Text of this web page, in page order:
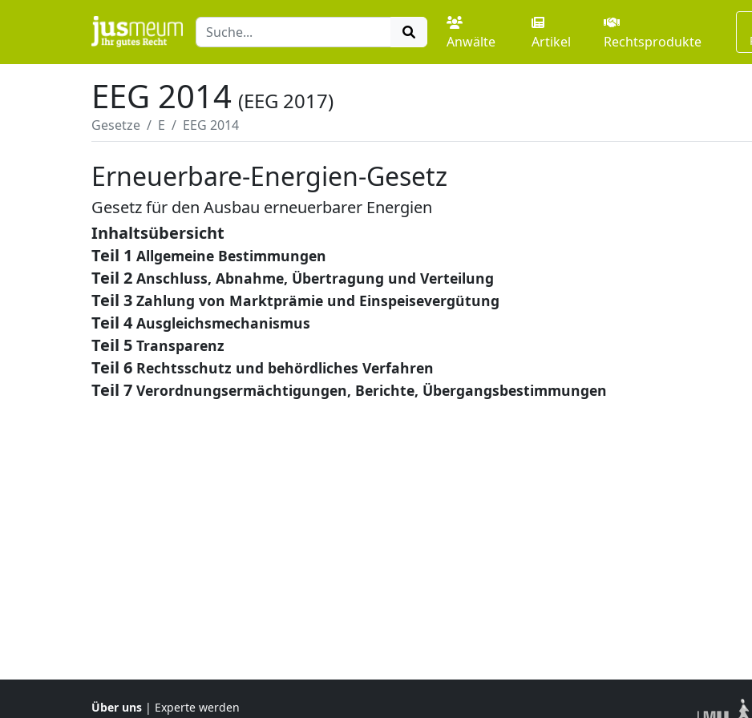
Anwälte Artikel Rechtsprodukte
EEG 2014 (EEG 2017)
Gesetze E EEG 2014
Erneuerbare-Energien-Gesetz
Gesetz für den Ausbau erneuerbarer Energien
Inhaltsübersicht
Teil 1 Allgemeine Bestimmungen
Teil 2 Anschluss, Abnahme, Übertragung und Verteilung
Teil 3 Zahlung von Marktprämie und Einspeisevergütung
Teil 4 Ausgleichsmechanismus
Teil 5 Transparenz
Teil 6 Rechtsschutz und behördliches Verfahren
Teil 7 Verordnungsermächtigungen, Berichte, Übergangsbestimmungen
Über uns | Experte werden